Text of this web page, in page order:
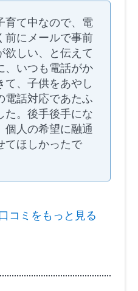
育て中なので、電
前にメールで事前
欲しい、と伝えて
、いつも電話がか
て、子供をあやし
電話対応であたふ
た。後手後手にな
個人の希望に融通
てほしかったで
コミをもっと見る